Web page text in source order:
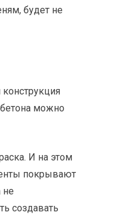
будет не
можно
И на этом
покрывают
не
создавать